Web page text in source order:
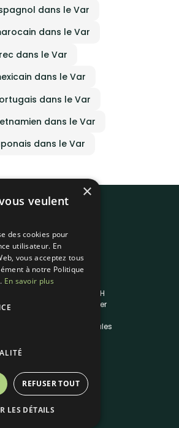
dans le Var
dans le Var
dans le Var
dans le Var
dans le Var
dans le Var
dans le Var
Liens utiles
Traiteur en 48H
Nous contacter
Mentions légales
×
veulent
des cookies pour
utilisateur. En
vous acceptez tous
à notre Politique
En savoir plus
REFUSER TOUT
LES DÉTAILS